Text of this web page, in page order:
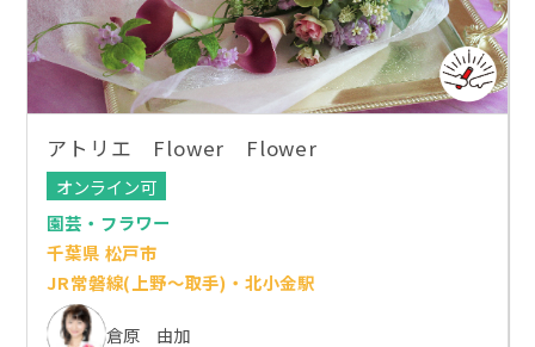
アトリエ Flower Flower
オンライン可
園芸・フラワー
千葉県 松戸市
JR常磐線(上野～取手)・北小金駅
倉原 由加